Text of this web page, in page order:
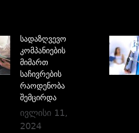
სადაზღვევო
კომპანიების
მიმართ
საჩივრების
რაოდენობა
შემცირდა
ივლისი 11,
2024